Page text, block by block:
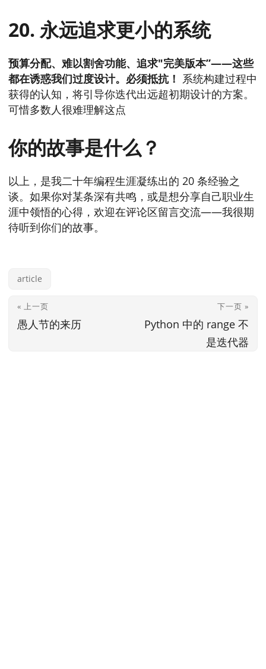
20. 永远追求更小的系统
预算分配、难以割舍功能、追求"完美版本”——这些
都在诱惑我们过度设计。必须抵抗！ 系统构建过程中
获得的认知，将引导你迭代出远超初期设计的方案。
可惜多数人很难理解这点
你的故事是什么？
以上，是我二十年编程生涯凝练出的 20 条经验之
谈。如果你对某条深有共鸣，或是想分享自己职业生
涯中领悟的心得，欢迎在评论区留言交流——我很期
待听到你们的故事。
article
« 上一页
愚人节的来历
下一页 »
Python 中的 range 不
是迭代器